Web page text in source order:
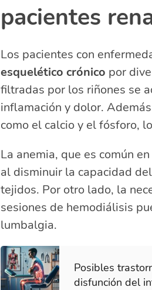
pacientes
Los pacientes con
esquelético crónico por
filtradas por los riñones se
inflamación y dolor.
como el calcio y el fósforo,
La anemia, que es común
al disminuir la capacidad
tejidos. Por otro lado, la
sesiones de hemodiálisis
lumbalgia.
Posibles
disfunción del